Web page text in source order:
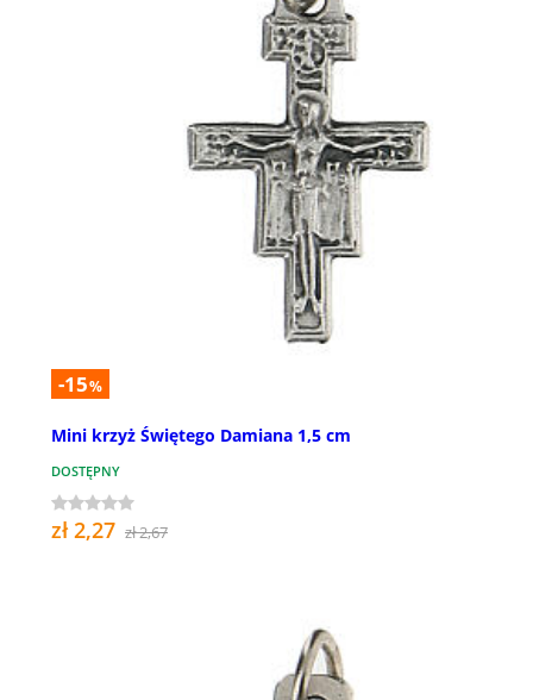
-15%
Mini krzyż Świętego Damiana 1,5 cm
DOSTĘPNY
zł 2,27 zł 2,67